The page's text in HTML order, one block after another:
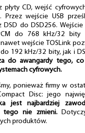
płyty CD, wejść
wejście USB
do DSD256. Wejście
do 768 kHz/32 bity
wejście TOSLink
192 kHz/32 bity, jak i
do awangardy tego,
cyfrowych.
ponieważ firmy w
Disc: jego
jest najbardziej
tego nie zmieni.
produktów.